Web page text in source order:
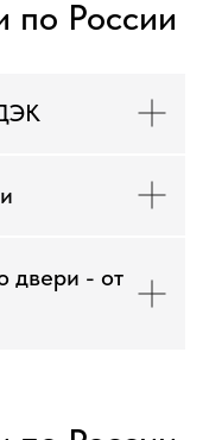
по России
двери - от